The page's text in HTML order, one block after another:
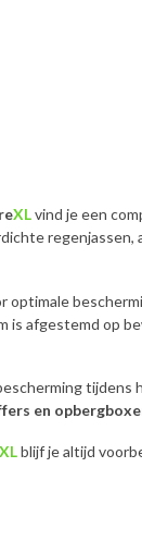
XLvind je een
is afgestemd op
tijdens
en
XLblijf je altijd